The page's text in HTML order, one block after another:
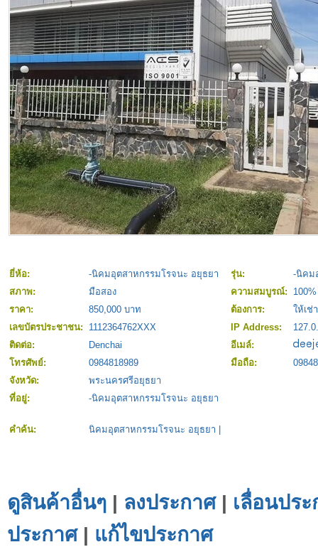
ยี่ห้อ: -นิคมอุตสาหกรรมโรจนะ อยุธยา รุ่น:
-นิคม
สภาพ:
มือสอง ความสมบูรณ์:
100%
ราคา:
850,000 บาท ต้องการ:
ให้เช่า
เลขบัตรประชาชน:
1112364762XXX IP Address:
ติดต่อ:
Denchai
อีเมล์:
โทรศัพย์:
0984818989 มือถือ:
จังหวัด:
พระนครศรีอยุธยา
ที่อยู่:
-นิคมอุตสาหกรรมโรจนะ อยุธยา
คำค้น: นิคมอุตสาหกรรมโรจนะ อยุธยา
ดูสินค้าอื่นๆ | ลงประกาศ| เลื่อนปร
ประกาศ| แก้ไขประกาศ